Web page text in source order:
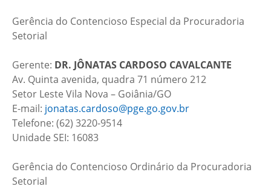
Gerência do Contencioso Especial da Procuradoria
Setorial
Gerente: DR. JÔNATAS CARDOSO CAVALCANTE
Av. Quinta avenida, quadra 71 número 212
Setor Leste Vila Nova – Goiânia/GO
E-mail: jonatas.cardoso@pge.go.gov.br
Telefone: (62) 3220-9514
Unidade SEI: 16083
Gerência do Contencioso Ordinário da Procuradoria
Setorial